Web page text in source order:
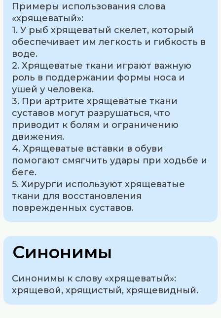
Примеры использования слова
«хрящеватый»:
1. У рыб хрящеватый скелет, который
обеспечивает им легкость и гибкость в
воде.
2. Хрящеватые ткани играют важную
роль в поддержании формы носа и
ушей у человека.
3. При артрите хрящеватые ткани
суставов могут разрушаться, что
приводит к болям и ограничению
движения.
4. Хрящеватые вставки в обуви
помогают смягчить удары при ходьбе и
беге.
5. Хирурги используют хрящеватые
ткани для восстановления
поврежденных суставов.
Синонимы
Синонимы к слову «хрящеватый»:
хрящевой, хрящистый, хрящевидный.